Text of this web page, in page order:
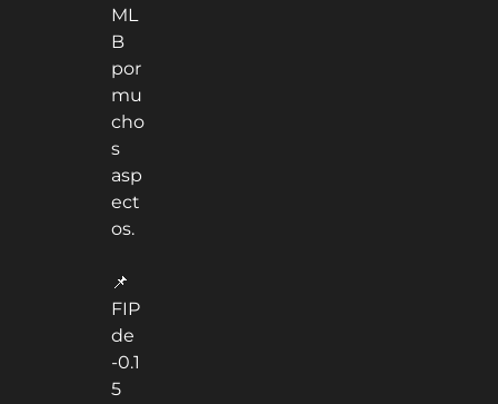
ML
B
por
mu
cho
s
asp
ect
os.
📌
FIP
de
-0.1
5